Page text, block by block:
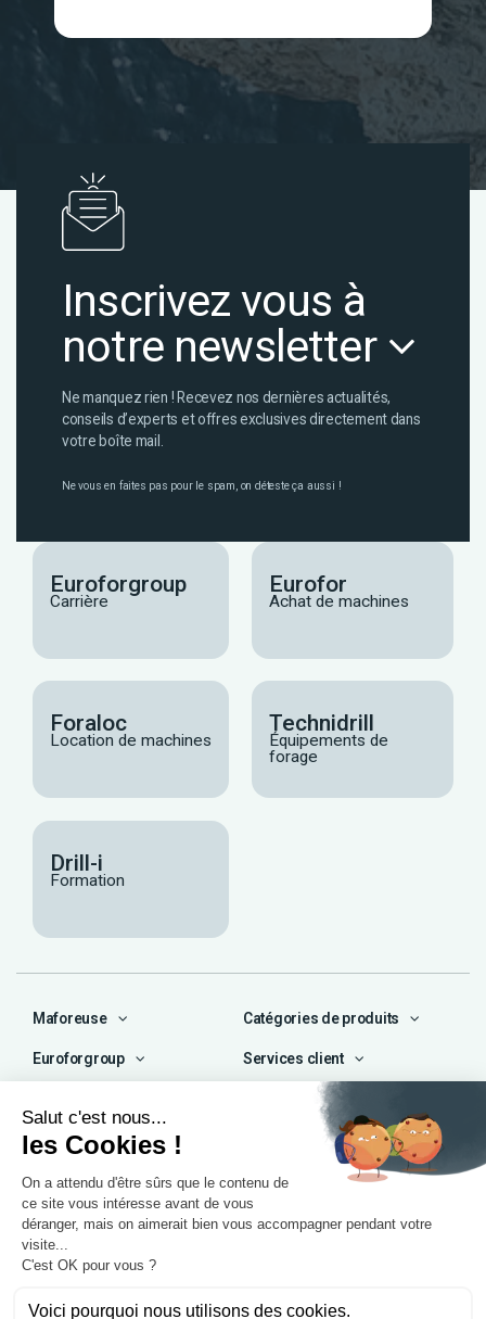
Inscrivez vous à
notre newsletter
Ne manquez rien ! Recevez nos dernières actualités,
conseils d’experts et offres exclusives directement dans
votre boîte mail.
Ne vous en faites pas pour le spam, on déteste ça aussi !
Euroforgroup
Carrière
Eurofor
Achat de machines
Foraloc
Location de machines
Technidrill
Équipements de
forage
Drill-i
Formation
Maforeuse Catégories de produits
Euroforgroup Services client
contact@maforeuse.com
Siège social et atelier
Chassieu (69)
55 rue Ampère
91250 Tigery